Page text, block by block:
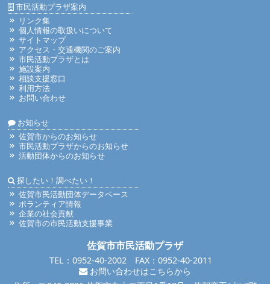
市民活動プラザ案内
リンク集
個人情報の取扱いについて
サイトマップ
アクセス・交通機関のご案内
市民活動プラザとは
施設案内
相談支援窓口
利用方法
お問い合わせ
お知らせ
佐賀市からのお知らせ
市民活動プラザからのお知らせ
活動団体からのお知らせ
探したい！調べたい！
佐賀市民活動団体データベース
ボランティア情報
企業の社会貢献
佐賀市の市民活動支援事業
佐賀市市民活動プラザ
TEL：0952-40-2002 FAX：0952-40-2011
お問い合わせはこちらから